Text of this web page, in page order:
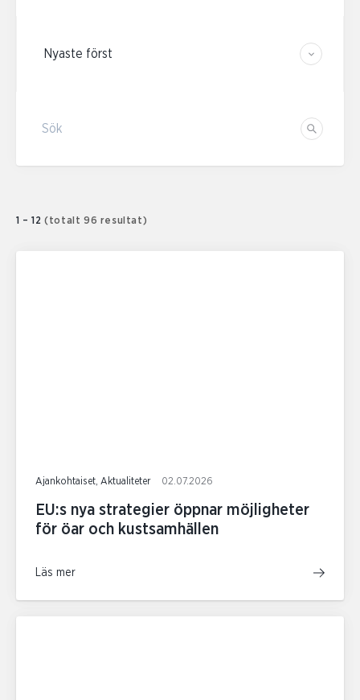
Sök
1 – 12 (totalt 96 resultat)
Ajankohtaiset, Aktualiteter 02.07.2026
EU:s nya strategier öppnar möjligheter
för öar och kustsamhällen
Läs mer